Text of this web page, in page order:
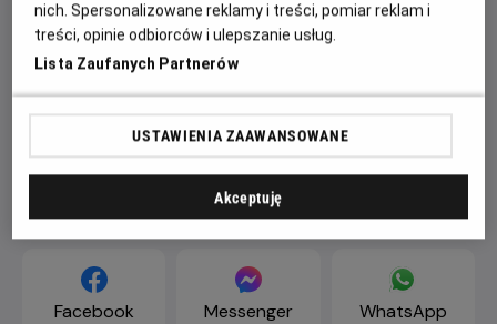
ZAPROŚ ZNAJOMYCH
Facebook Messenger WhatsApp
nich. Spersonalizowane reklamy i treści, pomiar reklam i
treści, opinie odbiorców i ulepszanie usług.
Lista Zaufanych Partnerów
USTAWIENIA ZAAWANSOWANE
Akceptuję